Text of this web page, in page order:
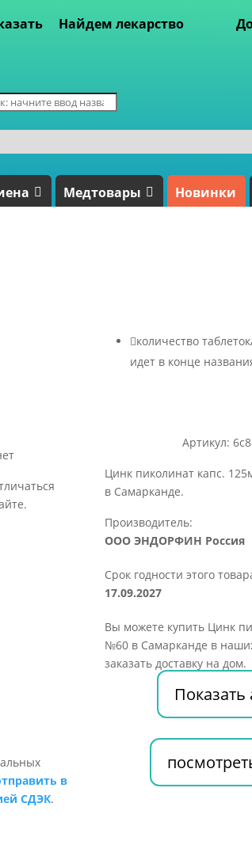
Найдем лекарство
Медтовары Новинки
количество
идет в конце
Артикул:
Цинк пиколинат капс.
в Самарканде.
Производитель:
ООО ЭНДОРФИН Россия
Срок годности этого
17.09.2027
Вы можете купить Цинк
№60 в Самарканде в
заказать доставку на дом.
Показать
в
СДЭК.